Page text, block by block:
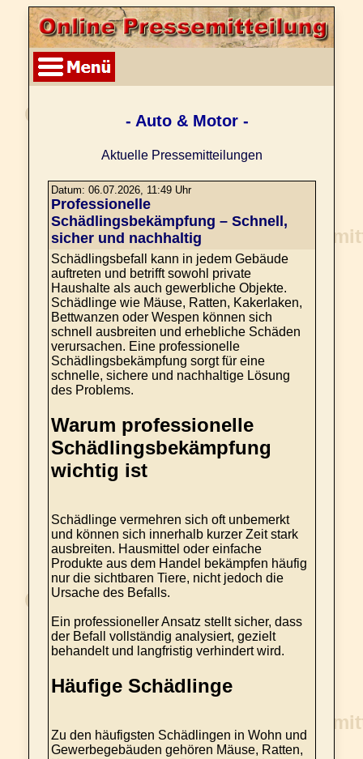
- Auto & Motor -
Aktuelle Pressemitteilungen
Datum: 06.07.2026, 11:49 Uhr
Professionelle
Schädlingsbekämpfung – Schnell,
sicher und nachhaltig
Schädlingsbefall kann in jedem Gebäude
auftreten und betrifft sowohl private
Haushalte als auch gewerbliche Objekte.
Schädlinge wie Mäuse, Ratten, Kakerlaken,
Bettwanzen oder Wespen können sich
schnell ausbreiten und erhebliche Schäden
verursachen. Eine professionelle
Schädlingsbekämpfung sorgt für eine
schnelle, sichere und nachhaltige Lösung
des Problems.
Warum professionelle
Schädlingsbekämpfung
wichtig ist
Schädlinge vermehren sich oft unbemerkt
und können sich innerhalb kurzer Zeit stark
ausbreiten. Hausmittel oder einfache
Produkte aus dem Handel bekämpfen häufig
nur die sichtbaren Tiere, nicht jedoch die
Ursache des Befalls.
Ein professioneller Ansatz stellt sicher, dass
der Befall vollständig analysiert, gezielt
behandelt und langfristig verhindert wird.
Häufige Schädlinge
Zu den häufigsten Schädlingen in Wohn und
Gewerbegebäuden gehören Mäuse, Ratten,